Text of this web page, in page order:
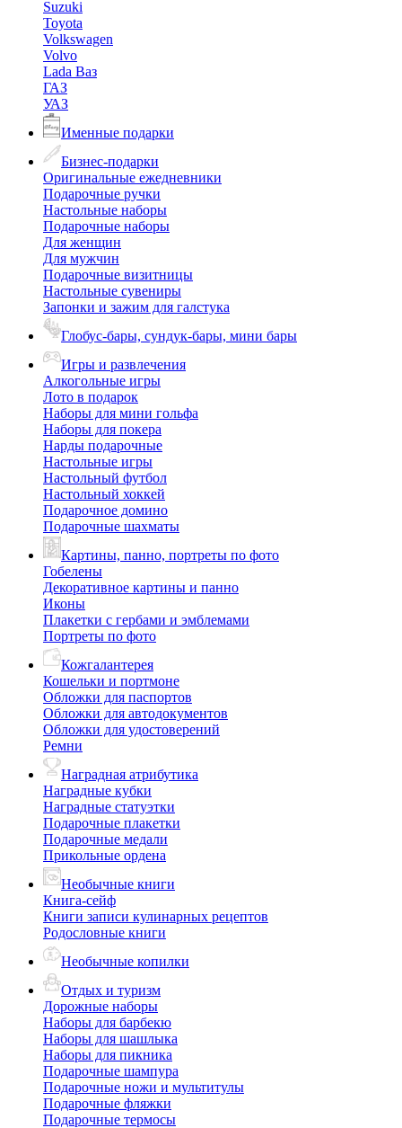
Suzuki
Toyota
Volkswagen
Volvo
Lada Ваз
ГАЗ
УАЗ
Именные подарки
Бизнес-подарки
Оригинальные ежедневники
Подарочные ручки
Настольные наборы
Подарочные наборы
Для женщин
Для мужчин
Подарочные визитницы
Настольные сувениры
Запонки и зажим для галстука
Глобус-бары, сундук-бары, мини бары
Игры и развлечения
Алкогольные игры
Лото в подарок
Наборы для мини гольфа
Наборы для покера
Нарды подарочные
Настольные игры
Настольный футбол
Настольный хоккей
Подарочное домино
Подарочные шахматы
Картины, панно, портреты по фото
Гобелены
Декоративное картины и панно
Иконы
Плакетки с гербами и эмблемами
Портреты по фото
Кожгалантерея
Кошельки и портмоне
Обложки для паспортов
Обложки для автодокументов
Обложки для удостоверений
Ремни
Наградная атрибутика
Наградные кубки
Наградные статуэтки
Подарочные плакетки
Подарочные медали
Прикольные ордена
Необычные книги
Книга-сейф
Книги записи кулинарных рецептов
Родословные книги
Необычные копилки
Отдых и туризм
Дорожные наборы
Наборы для барбекю
Наборы для шашлыка
Наборы для пикника
Подарочные шампура
Подарочные ножи и мультитулы
Подарочные фляжки
Подарочные термосы